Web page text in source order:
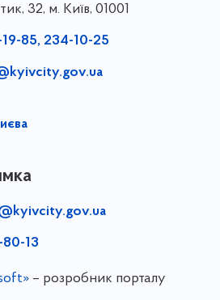
32, м. Київ, 01001
85, 234-10-25
13
– розробник порталу